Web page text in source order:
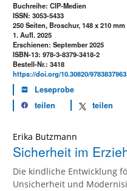
Buchreihe: CIP-Medien
ISSN: 3053-5433
250 Seiten, Broschur, 148 x 210 mm
1. Aufl. 2025
Erschienen: September 2025
ISBN-13: 978-3-8379-3418-2
Bestell-Nr.: 3418
https://doi.org/10.30820/
Leseprobe
teilen
teilen
Erika Butzmann
Sicherheit im
Die kindliche Entwicklung
Unsicherheit und